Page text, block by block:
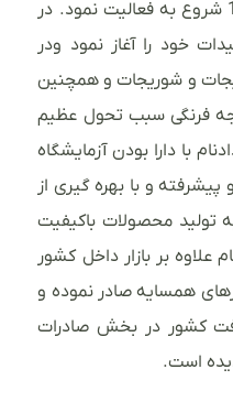
صنایع غذایی دادنام از سال 1392 شروع به فعالیت نمود. در
خود را آغاز نمود ودر
و شوریجات و همچنین
فرنگی سبب تحول عظیم
با دارا بودن آزمایشگاه
و با بهره گیری از
تولید محصولات باکیفیت
علاوه بر بازار داخل کشور
همسایه صادر نموده و
کشور در بخش صادرات
است.